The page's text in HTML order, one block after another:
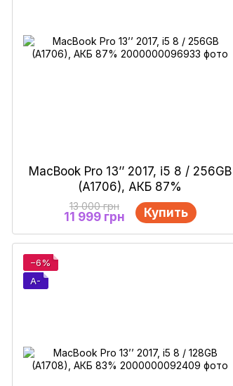
MacBook Pro 13’’ 2017, i5 8 / 256GB
(A1706), АКБ 87%
13 000 грн
11 999 грн Купить
−6%
A-